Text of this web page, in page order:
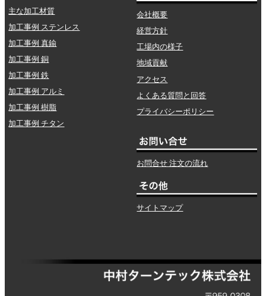
主な加工材質
加工事例 ステンレス
加工事例 真鍮
加工事例 銅
加工事例 鉄
加工事例 アルミ
加工事例 樹脂
加工事例 チタン
会社概要
経営方針
工場内の様子
地域貢献
アクセス
よくある質問と回答
プライバシーポリシー
お問合せ 注文の流れ
サイトマップ